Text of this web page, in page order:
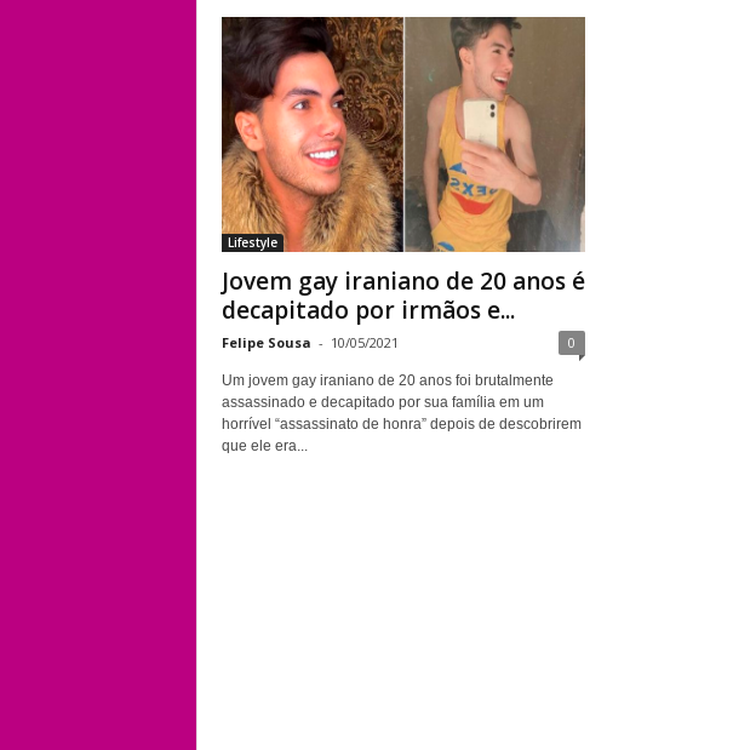
Lifestyle
Jovem gay iraniano de 20 anos é
decapitado por irmãos e...
Felipe Sousa - 10/05/2021 0
Um jovem gay iraniano de 20 anos foi brutalmente
assassinado e decapitado por sua família em um
horrível “assassinato de honra” depois de descobrirem
que ele era...